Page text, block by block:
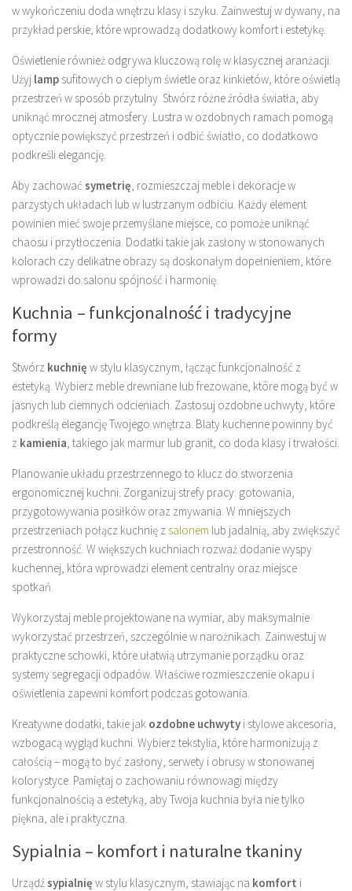
w wykończeniu doda wnętrzu klasy i szyku. Zainwestuj w dywany, na
przykład perskie, które wprowadzą dodatkowy komfort i estetykę.
Oświetlenie również odgrywa kluczową rolę w klasycznej aranżacji.
Użyj lamp sufitowych o ciepłym świetle oraz kinkietów, które oświetlą
przestrzeń w sposób przytulny. Stwórz różne źródła światła, aby
uniknąć mrocznej atmosfery. Lustra w ozdobnych ramach pomogą
optycznie powiększyć przestrzeń i odbić światło, co dodatkowo
podkreśli elegancję.
Aby zachować symetrię, rozmieszczaj meble i dekoracje w
parzystych układach lub w lustrzanym odbiciu. Każdy element
powinien mieć swoje przemyślane miejsce, co pomoże uniknąć
chaosu i przytłoczenia. Dodatki takie jak zasłony w stonowanych
kolorach czy delikatne obrazy są doskonałym dopełnieniem, które
wprowadzi do salonu spójność i harmonię.
Kuchnia – funkcjonalność i tradycyjne
formy
Stwórz kuchnię w stylu klasycznym, łącząc funkcjonalność z
estetyką. Wybierz meble drewniane lub frezowane, które mogą być w
jasnych lub ciemnych odcieniach. Zastosuj ozdobne uchwyty, które
podkreślą elegancję Twojego wnętrza. Blaty kuchenne powinny być
z kamienia, takiego jak marmur lub granit, co doda klasy i trwałości.
Planowanie układu przestrzennego to klucz do stworzenia
ergonomicznej kuchni. Zorganizuj strefy pracy: gotowania,
przygotowywania posiłków oraz zmywania. W mniejszych
przestrzeniach połącz kuchnię z salonem lub jadalnią, aby zwiększyć
przestronność. W większych kuchniach rozważ dodanie wyspy
kuchennej, która wprowadzi element centralny oraz miejsce
spotkań.
Wykorzystaj meble projektowane na wymiar, aby maksymalnie
wykorzystać przestrzeń, szczególnie w narożnikach. Zainwestuj w
praktyczne schowki, które ułatwią utrzymanie porządku oraz
systemy segregacji odpadów. Właściwe rozmieszczenie okapu i
oświetlenia zapewni komfort podczas gotowania.
Kreatywne dodatki, takie jak ozdobne uchwyty i stylowe akcesoria,
wzbogacą wygląd kuchni. Wybierz tekstylia, które harmonizują z
całością – mogą to być zasłony, serwety i obrusy w stonowanej
kolorystyce. Pamiętaj o zachowaniu równowagi między
funkcjonalnością a estetyką, aby Twoja kuchnia była nie tylko
piękna, ale i praktyczna.
Sypialnia – komfort i naturalne tkaniny
Urządźsypialnię w stylu klasycznym, stawiając na komfort i